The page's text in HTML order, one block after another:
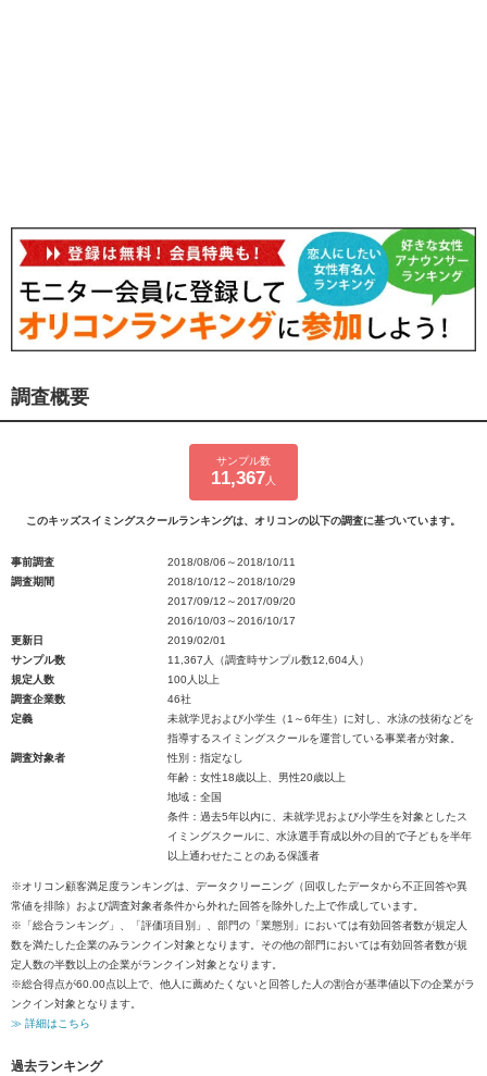
調査概要
サンプル数
11,367 人
このキッズスイミングスクールランキングは、オリコンの以下の調査に基づいています。
事前調査
2018/08/06～2018/10/11
調査期間
2018/10/12～2018/10/29
2017/09/12～2017/09/20
2016/10/03～2016/10/17
更新日
2019/02/01
サンプル数
11,367人（調査時サンプル数12,604人）
規定人数
100人以上
調査企業数
46社
定義
未就学児および小学生（1～6年生）に対し、水泳の技術などを
指導するスイミングスクールを運営している事業者が対象。
調査対象者
性別：指定なし
年齢：女性18歳以上、男性20歳以上
地域：全国
条件：過去5年以内に、未就学児および小学生を対象としたス
イミングスクールに、水泳選手育成以外の目的で子どもを半年
以上通わせたことのある保護者
※オリコン顧客満足度ランキングは、データクリーニング（回収したデータから不正回答や異
常値を排除）および調査対象者条件から外れた回答を除外した上で作成しています。
※「総合ランキング」、「評価項目別」、部門の「業態別」においては有効回答者数が規定人
数を満たした企業のみランクイン対象となります。その他の部門においては有効回答者数が規
定人数の半数以上の企業がランクイン対象となります。
※総合得点が60.00点以上で、他人に薦めたくないと回答した人の割合が基準値以下の企業がラ
ンクイン対象となります。
≫ 詳細はこちら
過去ランキング